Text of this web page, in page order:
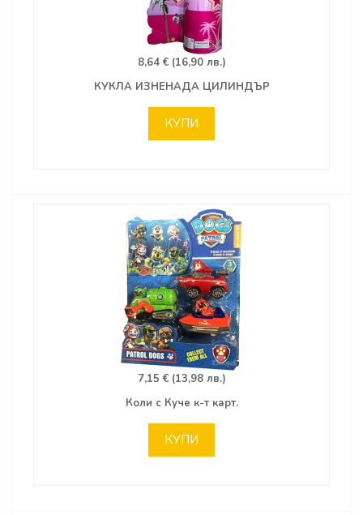
8,64 € (16,90 лв.)
КУКЛА ИЗНЕНАДА ЦИЛИНДЪР
КУПИ
7,15 € (13,98 лв.)
Коли с Куче к-т карт.
КУПИ